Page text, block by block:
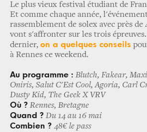
Le plus vieux festival étudiant de
Et comme chaque année,
rassemblement de solex avec près
vont s'affronter sur les trois
dernier, on a quelques conseils
à Rennes ce weekend.
Au programme : Blutch, Fakear,
Oniris, Salut C'Est Cool, Agoria, Carl
Dusty Kid, The Geek X VRV
Où ? Rennes, Bretagne
Quand ? Du 14 au 16 mai
Combien ? 48€ le pass